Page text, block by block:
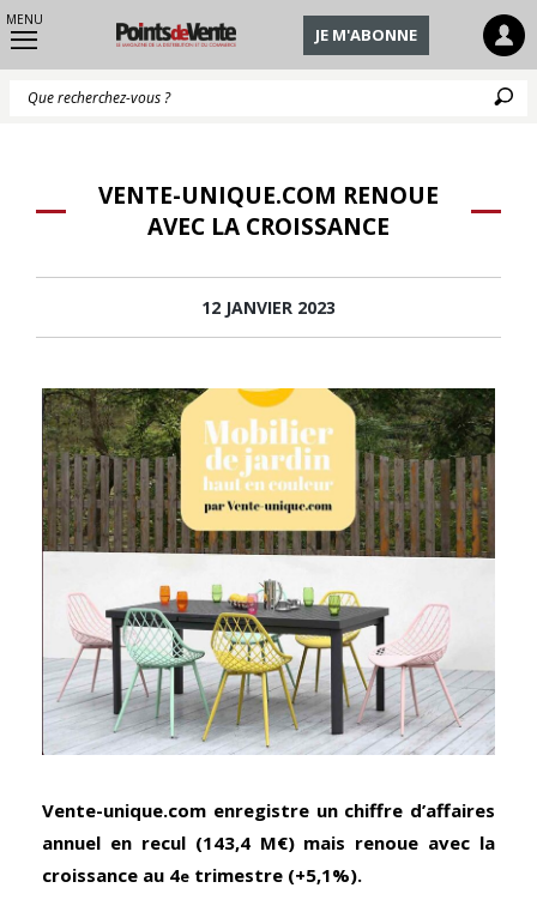
MENU
JE M'ABONNE
VENTE-UNIQUE.COM RENOUE
AVEC LA CROISSANCE
12 JANVIER 2023
Vente-unique.com enregistre un chiffre d’affaires
annuel en recul (143,4 M€) mais renoue avec la
croissance au 4e trimestre (+5,1%).